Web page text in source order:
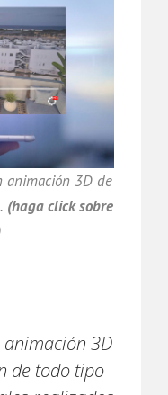
animación 3D de
(haga click sobre
animación 3D
de todo tipo